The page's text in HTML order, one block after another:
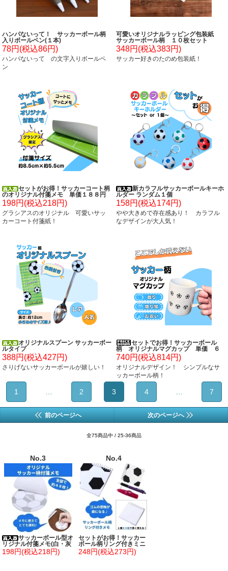
ハンパないって！ サッカーボール柄
入りボールペン(１本)
78円(税込86円)
ハンパないって の文字入りボールペ
ン
可愛いオリジナルラッピング包装紙
サッカーボール柄 １０枚セット
348円(税込383円)
サッカー好きのたのめ包装紙！
セットがお得！サッカーコート柄
のオリジナル付箋メモ 単価１８８円
～
198円(税込218円)
グラシアスのオリジナル 可愛いサッ
カーコート付箋紙！
新カラフルサッカーボールキーホ
ルダー ランダム１個
158円(税込174円)
やや大きめで存在感あり！ カラフル
なデザインが大人気！
オリジナルスプーン サッカーボー
ルタイプ
388円(税込427円)
さりげないサッカーボールが嬉しい！
セットでお得！サッカーボール
柄 オリジナルマグカップ 単価 ６
００円～
740円(税込814円)
オリジナルデザイン！ シンプルなサ
ッカーボール柄！
1 … 2 3 4 … 7
前のページへ 次のページへ
全75商品中 / 25-36商品
No.3
サッカーボール型オ
リジナル付箋メモ(白・灰
色)
198円(税込218円)
No.4
セットがお得！サッカー
ボール柄リング付きミニ
メモ帳（ボール部分が可
愛いゴム）単価２３４円
248円(税込273円)